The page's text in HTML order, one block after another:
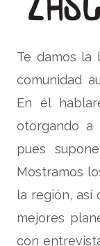
Te damos la
comunidad
En él
otorgando a
pues
Mostramos
la región, así
mejores
con